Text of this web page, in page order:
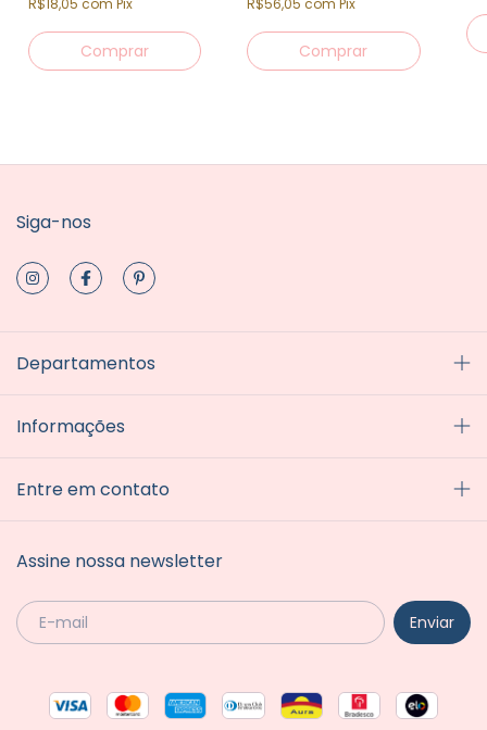
R$18,05 com Pix R$56,05com Pix
Siga-nos
Departamentos
Informações
Entre em contato
Assine nossa newsletter